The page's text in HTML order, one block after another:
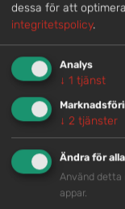
Snabb
Vi har
Trygg
branschen.
dessa för att
integritetspolicy.
Analys
↓ 1 tjänst
↓ 2 tjänster
Ändra för
Använd detta
appar.